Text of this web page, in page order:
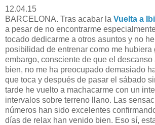
12.04.15
BARCELONA. Tras acabar la Vuelta a
a pesar de no encontrarme
tocado dedicarme a otros asuntos y no
posibilidad de entrenar como me hubiera
embargo, consciente de que el descanso
bien, no me ha preocupado demasiado
que toca y después de pasar el sábado
tarde he vuelto a machacarme con un
intervalos sobre terreno llano. Las
números han sido excelentes
días de relax han venido bien. Eso sí,